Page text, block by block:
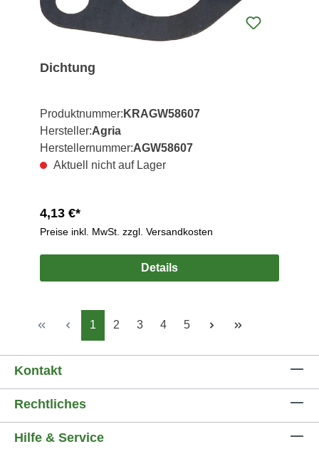
Dichtung
Produktnummer: KRAGW58607
Hersteller:Agria
Herstellernummer:AGW58607
Aktuell nicht auf Lager
4,13 €*
Preise inkl. MwSt. zzgl. Versandkosten
Details
Seite
1 Seite
2 Seite
3 Seite
4 Seite
5
Kontakt
Rechtliches
Hilfe & Service